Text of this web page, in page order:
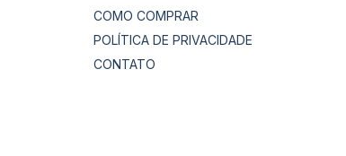
COMO COMPRAR
POLÍTICA DE PRIVACIDADE
CONTATO